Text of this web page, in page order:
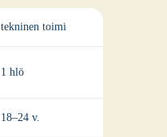
tek­ni­nen toi­mi
1 hlö
18–24 v.